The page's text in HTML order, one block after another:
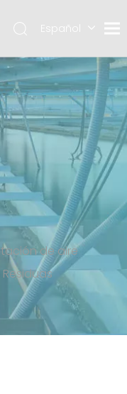
Español
العربية
en
de aire